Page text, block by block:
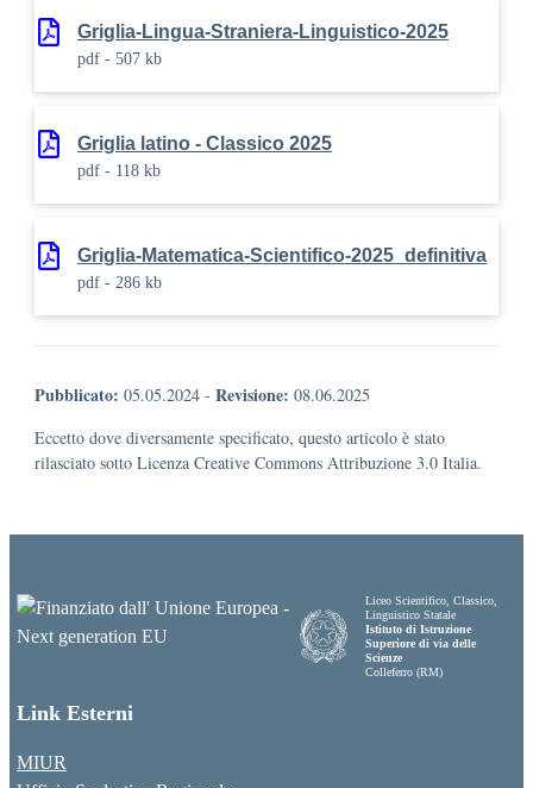
Griglia-Lingua-Straniera-Linguistico-2025
pdf - 507 kb
Griglia latino - Classico 2025
pdf - 118 kb
Griglia-Matematica-Scientifico-2025_definitiva
pdf - 286 kb
Pubblicato: 05.05.2024 - Revisione: 08.06.2025
Eccetto dove diversamente specificato, questo articolo è stato
rilasciato sotto Licenza Creative Commons Attribuzione 3.0 Italia.
Liceo Scientifico, Classico,
Linguistico Statale
Istituto di Istruzione
Superiore di via delle
Scienze
Colleferro (RM)
Link Esterni
MIUR